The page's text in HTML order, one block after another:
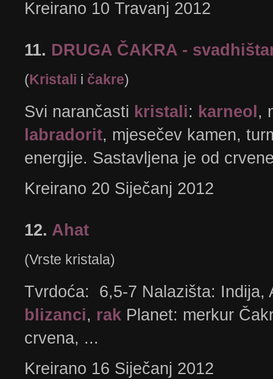
Kreirano 10 Travanj 2012
11. DRUGA ČAKRA -
(Kristali i čakre)
Svi narančasti kristali: karneol,
labradorit, mjesečev kamen,
energije. Sastavljena je od
Kreirano 20 Siječanj 2012
12. Ahat
(Vrste kristala)
Tvrdoća: 6,5-7 Nalazišta: Indija,
blizanci, rak Planet: merkur
crvena, ...
Kreirano 16 Siječanj 2012